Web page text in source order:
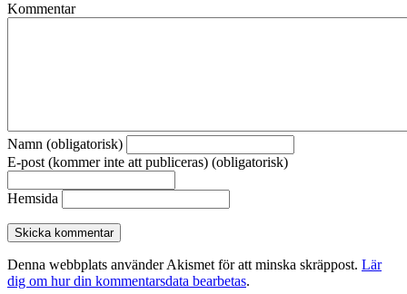
Kommentar
Namn (obligatorisk)
E-post (kommer inte att publiceras) (obligatorisk)
Hemsida
Denna webbplats använder Akismet för att minska skräppost. Lär
dig om hur din kommentarsdata bearbetas.